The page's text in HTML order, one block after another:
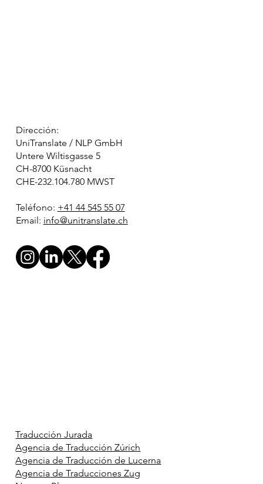
Dirección:
UniTranslate / NLP GmbH
Untere Wiltisgasse 5
CH-8700 Küsnacht
CHE-232.104.780 MWST
Teléfono: +41 44 545 55 07
Email: info@unitranslate.ch
Traducción Jurada
Agencia de Traducción Zúrich
Agencia de Traducción de Lucerna
Agencia de Traducciones Zug